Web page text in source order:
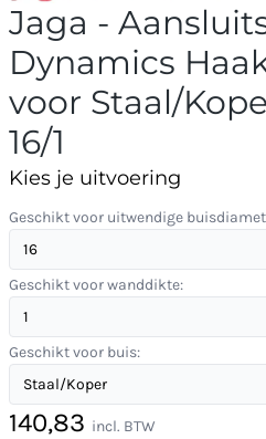
Jaga -
Dynamics
voor Staal/
16/1
Kies je uitvoering
Geschikt voor uitwendige
Geschikt voor wanddikte:
Geschikt voor buis:
140,83 incl. BTW